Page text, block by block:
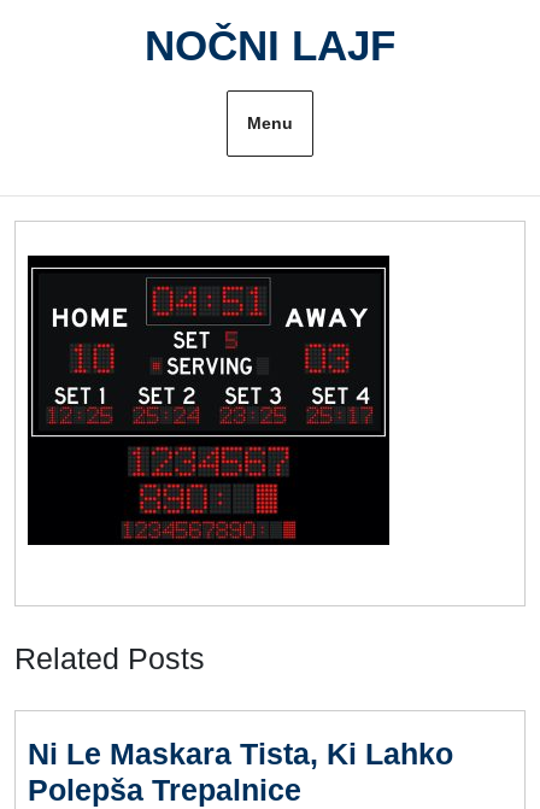
NOČNI LAJF
Menu
Related Posts
Ni Le Maskara Tista, Ki Lahko
Polepša Trepalnice